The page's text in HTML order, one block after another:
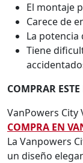
El montaje
Carece de
La
Tiene
COMPRAR
VanPowers City
COMPRA EN
La Vanpowers
un diseño